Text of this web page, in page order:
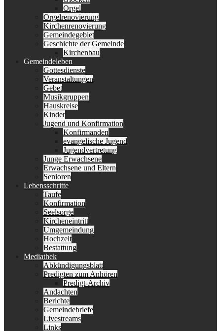
Orgel
Orgelrenovierung
Kirchenrenovierung
Gemeindegebiet
Geschichte der Gemeinde
Kirchenbau
Gemeindeleben
Gottesdienste
Veranstaltungen
Gebet
Musikgruppen
Hauskreise
Kinder
Jugend und Konfirmation
Konfirmanden
evangelische Jugend
Jugendvertretung
Junge Erwachsene
Erwachsene und Eltern
Senioren
Lebensschritte
Taufe
Konfirmation
Seelsorge
Kircheneintritt
Umgemeindung
Hochzeit
Bestattung
Mediathek
Abkündigungsblatt
Predigten zum Anhören
Predigt-Archiv
Andachten
Berichte
Gemeindebriefe
Livestreams
Links